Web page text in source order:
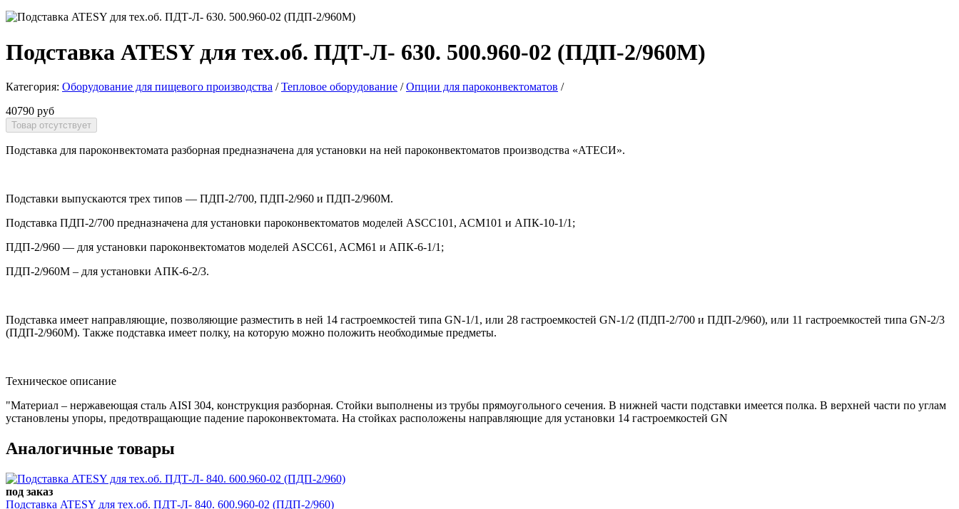
Подставка ATESY для тех.об. ПДТ-Л- 630. 500.960-02 (ПДП-2/960М)
Категория: Оборудование для пищевого производства / Тепловое оборудование / Опции для пароконвектоматов /
40790 руб
Подставка для пароконвектомата разборная предназначена для установки на ней пароконвектоматов производства «АТЕСИ».
Подставки выпускаются трех типов — ПДП-2/700, ПДП-2/960 и ПДП-2/960М.
Подставка ПДП-2/700 предназначена для установки пароконвектоматов моделей ASCC101, ACM101 и АПК-10-1/1;
ПДП-2/960 — для установки пароконвектоматов моделей ASCC61, ACM61 и АПК-6-1/1;
ПДП-2/960М – для установки АПК-6-2/3.
Подставка имеет направляющие, позволяющие разместить в ней 14 гастроемкостей типа GN-1/1, или 28 гастроемкостей GN-1/2 (ПДП-2/700 и ПДП-2/960), или 11 гастроемкостей типа GN-2/3
(ПДП-2/960М). Также подставка имеет полку, на которую можно положить необходимые предметы.
Техническое описание
"Материал – нержавеющая сталь AISI 304, конструкция разборная. Стойки выполнены из трубы прямоугольного сечения. В нижней части подставки имеется полка. В верхней части по углам
установлены упоры, предотвращающие падение пароконвектомата. На стойках расположены направляющие для установки 14 гастроемкостей GN
Аналогичные товары
под заказ
Подставка ATESY для тех.об. ПДТ-Л- 840. 600.960-02 (ПДП-2/960)